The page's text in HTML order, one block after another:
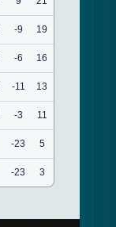
-9 19
-6 16
-11 13
-3 11
-23 5
-23 3